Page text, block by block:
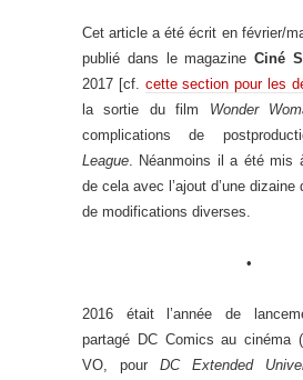
Cet article a été écrit en février/
publié dans le magazine Ciné
2017 [cf. cette section pour les
la sortie du film Wonder
complications de
League. Néanmoins il a été mis
de cela avec l’ajout d’une dizaine
de modifications diverses.
•
2016 était l’année de
partagé DC Comics au cinéma
VO, pour DC Extended